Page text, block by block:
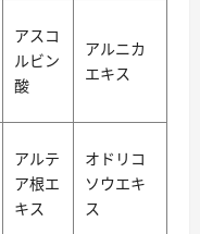
アスコ
ルビン
酸
アルニカ
エキス
アルテ
ア根エ
キス
オドリコ
ソウエキ
ス